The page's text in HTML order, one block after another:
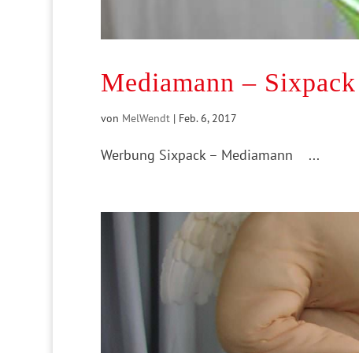
Mediamann –
von MelWendt| Feb. 6, 2017
Werbung Sixpack – Mediamann ...